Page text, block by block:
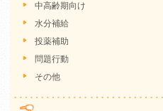
中高齢期向け
水分補給
投薬補助
問題行動
その他